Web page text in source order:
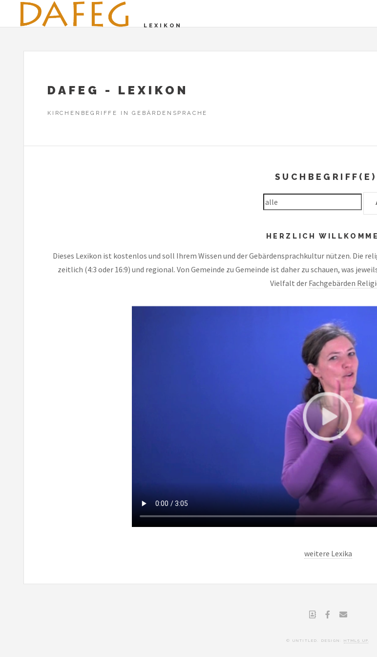
LEXIKON
DAFEG - LEXIKON
KIRCHENBEGRIFFE IN GEBÄRDENSPRACHE
HERZLICH
Dieses Lexikon ist kostenlos und soll Ihrem Wissen und der Gebärdensprachkultur nützen. Die
zeitlich (4:3 oder 16:9) und regional. Von Gemeinde zu Gemeinde ist daher zu schauen, was
Vielfalt der Fachgebärden
weitere Lexika
© UNTITLED. DESIGN: HTML5 UP